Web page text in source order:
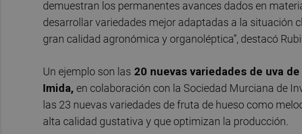
demuestran los permanentes avances dados en
desarrollar variedades mejor adaptadas a la situación
gran calidad agronómica y organoléptica”, destacó
Un ejemplo son las 20 nuevas variedades de uva
Imida, en colaboración con la Sociedad Murciana de
las 23 nuevas variedades de fruta de hueso como
alta calidad gustativa y que optimizan la producción.